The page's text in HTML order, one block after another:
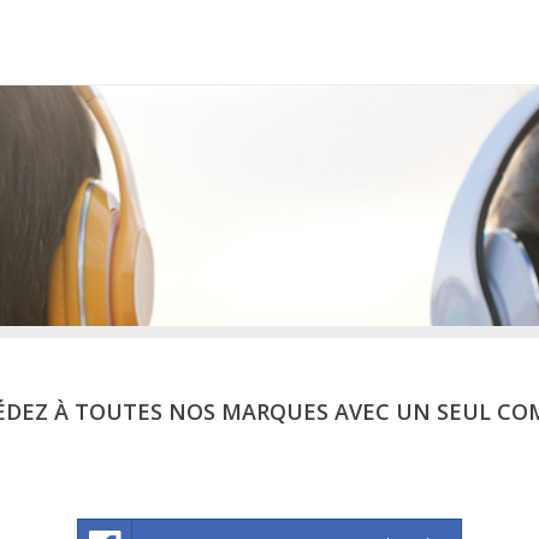
À TOUTES NOS MARQUES AVEC UN SEUL